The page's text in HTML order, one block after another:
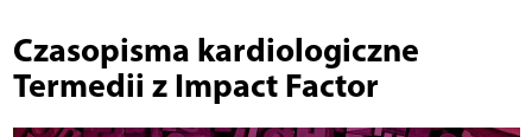
Czasopisma kardiologiczne
Termedii z Impact Factor